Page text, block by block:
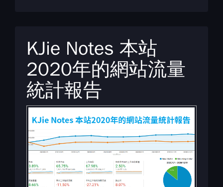
KJie Notes 本站
2020年的網站流量
統計報告